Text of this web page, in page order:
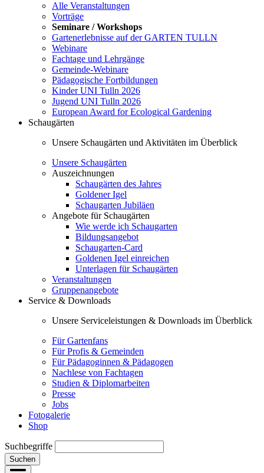
Alle Veranstaltungen
Vorträge
Seminare / Workshops
Gartenerlebnisse auf der GARTEN TULLN
Webinare
Fachtage und Lehrgänge
Gemeinde-Webinare
Pädagogische Fortbildungen
Kinder UNI Tulln 2026
Jugend UNI Tulln 2026
European Award for Ecological Gardening
Schaugärten
Unsere Schaugärten und Aktivitäten im Überblick
Unsere Schaugärten
Auszeichnungen
Schaugärten des Jahres
Goldener Igel
Schaugarten Jubiläen
Angebote für Schaugärten
Wie werde ich Schaugarten
Bildungsangebot
Schaugarten-Card
Goldenen Igel einreichen
Unterlagen für Schaugärten
Veranstaltungen
Gruppenangebote
Service & Downloads
Unsere Serviceleistungen & Downloads im Überblick
Für Gartenfans
Für Profis & Gemeinden
Für Pädagoginnen & Pädagogen
Nachlese von Fachtagen
Studien & Diplomarbeiten
Presse
Jobs
Fotogalerie
Shop
Suchbegriffe
Suchen